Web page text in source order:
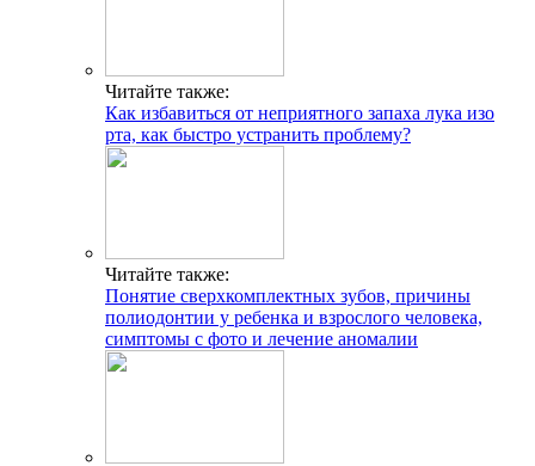
Читайте также:
Как избавиться от неприятного запаха лука изо
рта, как быстро устранить проблему?
Читайте также:
Понятие сверхкомплектных зубов, причины
полиодонтии у ребенка и взрослого человека,
симптомы с фото и лечение аномалии